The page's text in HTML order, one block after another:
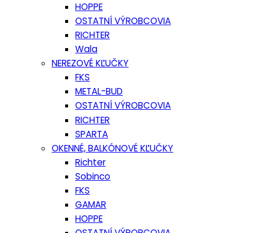
HOPPE
OSTATNÍ VÝROBCOVIA
RICHTER
Wala
NEREZOVÉ KĽUČKY
FKS
METAL-BUD
OSTATNÍ VÝROBCOVIA
RICHTER
SPARTA
OKENNÉ, BALKÓNOVÉ KĽUČKY
Richter
Sobinco
FKS
GAMAR
HOPPE